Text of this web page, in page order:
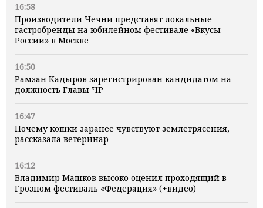
16:58
Производители Чечни представят локальные
гастробренды на юбилейном фестивале «Вкусы
России» в Москве
16:50
Рамзан Кадыров зарегистрирован кандидатом на
должность Главы ЧР
16:47
Почему кошки заранее чувствуют землетрясения,
рассказала ветеринар
16:12
Владимир Машков высоко оценил проходящий в
Грозном фестиваль «Федерация» (+видео)